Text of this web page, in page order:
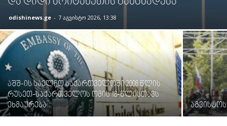
odishinews.ge - 7 აგვისტო 2026, 13:38
აშშ-ის საელჩო საქართველოში 2008 წლის
რუსეთ-საქართველოს ომის 18-წლისთავს
ეხმაურება